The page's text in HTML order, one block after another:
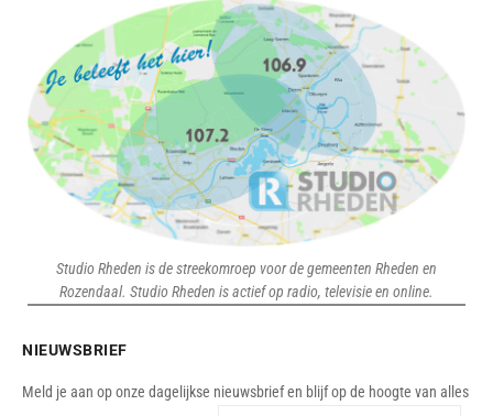
Studio Rheden is de streekomroep voor de gemeenten Rheden en
Rozendaal. Studio Rheden is actief op radio, televisie en online.
NIEUWSBRIEF
Meld je aan op onze dagelijkse nieuwsbrief en blijf op de hoogte van alles